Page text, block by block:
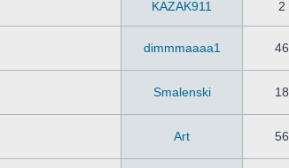
KAZAK911 2
dimmmaaaa1 46
Smalenski 18
Art 56